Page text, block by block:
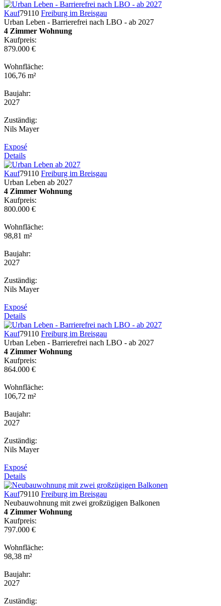
Kauf79110 Freiburg im Breisgau
Urban Leben - Barrierefrei nach LBO - ab 2027
4 Zimmer Wohnung
Kaufpreis:
879.000 €
Wohnfläche:
106,76 m²
Baujahr:
2027
Zuständig:
Nils Mayer
Exposé
Details
Kauf79110 Freiburg im Breisgau
Urban Leben ab 2027
4 Zimmer Wohnung
Kaufpreis:
800.000 €
Wohnfläche:
98,81 m²
Baujahr:
2027
Zuständig:
Nils Mayer
Exposé
Details
Kauf79110 Freiburg im Breisgau
Urban Leben - Barrierefrei nach LBO - ab 2027
4 Zimmer Wohnung
Kaufpreis:
864.000 €
Wohnfläche:
106,72 m²
Baujahr:
2027
Zuständig:
Nils Mayer
Exposé
Details
Kauf79110 Freiburg im Breisgau
Neubauwohnung mit zwei großzügigen Balkonen
4 Zimmer Wohnung
Kaufpreis:
797.000 €
Wohnfläche:
98,38 m²
Baujahr:
2027
Zuständig: